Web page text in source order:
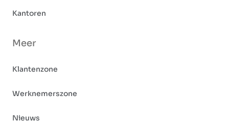
Kantoren
Meer
Klantenzone
Werknemerszone
Nieuws